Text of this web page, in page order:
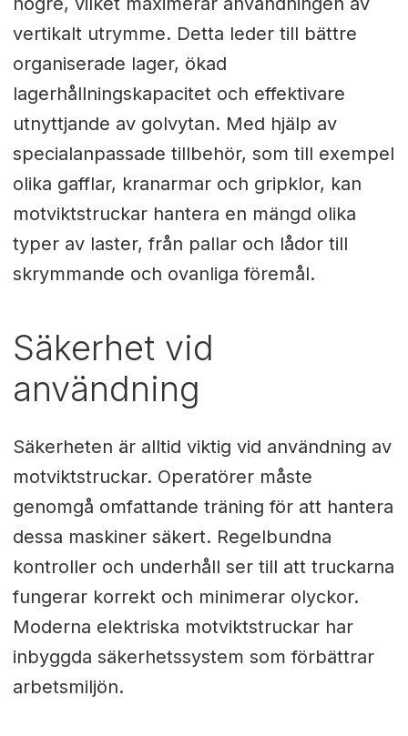
vertikalt utrymme. Detta leder till bättre
organiserade lager, ökad
lagerhållningskapacitet och effektivare
utnyttjande av golvytan. Med hjälp av
specialanpassade tillbehör, som till exempel
olika gafflar, kranarmar och gripklor, kan
motviktstruckar hantera en mängd olika
typer av laster, från pallar och lådor till
skrymmande och ovanliga föremål.
Säkerhet vid
användning
Säkerheten är alltid viktig vid användning av
motviktstruckar. Operatörer måste
genomgå omfattande träning för att hantera
dessa maskiner säkert. Regelbundna
kontroller och underhåll ser till att truckarna
fungerar korrekt och minimerar olyckor.
Moderna elektriska motviktstruckar har
inbyggda säkerhetssystem som förbättrar
arbetsmiljön.